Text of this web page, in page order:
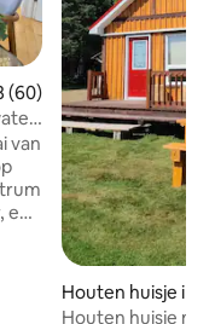
beoordeling van
(60)
van
Houten huisje in
e
Houten huisje